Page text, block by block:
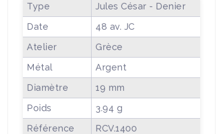
Type
Jules César - Denier
Date
48 av. JC
Atelier
Grèce
Métal
Argent
Diamètre
19 mm
Poids
3.94 g
Référence
RCV.1400